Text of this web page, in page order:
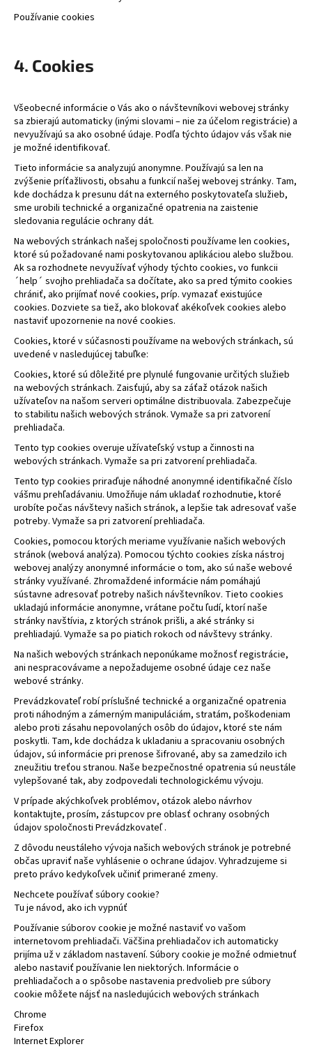
Používanie cookies
4. Cookies
Všeobecné informácie o Vás ako o návštevníkovi webovej stránky
sa zbierajú automaticky (inými slovami – nie za účelom registrácie) a
nevyužívajú sa ako osobné údaje. Podľa týchto údajov vás však nie
je možné identifikovať.
Tieto informácie sa analyzujú anonymne. Používajú sa len na
zvýšenie príťažlivosti, obsahu a funkcií našej webovej stránky. Tam,
kde dochádza k presunu dát na externého poskytovateľa služieb,
sme urobili technické a organizačné opatrenia na zaistenie
sledovania regulácie ochrany dát.
Na webových stránkach našej spoločnosti používame len cookies,
ktoré sú požadované nami poskytovanou aplikáciou alebo službou.
Ak sa rozhodnete nevyužívať výhody týchto cookies, vo funkcii
´help´ svojho prehliadača sa dočítate, ako sa pred týmito cookies
chrániť, ako prijímať nové cookies, príp. vymazať existujúce
cookies. Dozviete sa tiež, ako blokovať akékoľvek cookies alebo
nastaviť upozornenie na nové cookies.
Cookies, ktoré v súčasnosti používame na webových stránkach, sú
uvedené v nasledujúcej tabuľke:
Cookies, ktoré sú dôležité pre plynulé fungovanie určitých služieb
na webových stránkach. Zaisťujú, aby sa záťaž otázok našich
užívateľov na našom serveri optimálne distribuovala. Zabezpečuje
to stabilitu našich webových stránok. Vymaže sa pri zatvorení
prehliadača.
Tento typ cookies overuje užívateľský vstup a činnosti na
webových stránkach. Vymaže sa pri zatvorení prehliadača.
Tento typ cookies priraďuje náhodné anonymné identifikačné číslo
vášmu prehľadávaniu. Umožňuje nám ukladať rozhodnutie, ktoré
urobíte počas návštevy našich stránok, a lepšie tak adresovať vaše
potreby. Vymaže sa pri zatvorení prehliadača.
Cookies, pomocou ktorých meriame využívanie našich webových
stránok (webová analýza). Pomocou týchto cookies získa nástroj
webovej analýzy anonymné informácie o tom, ako sú naše webové
stránky využívané. Zhromaždené informácie nám pomáhajú
sústavne adresovať potreby našich návštevníkov. Tieto cookies
ukladajú informácie anonymne, vrátane počtu ľudí, ktorí naše
stránky navštívia, z ktorých stránok prišli, a aké stránky si
prehliadajú. Vymaže sa po piatich rokoch od návštevy stránky.
Na našich webových stránkach neponúkame možnosť registrácie,
ani nespracovávame a nepožadujeme osobné údaje cez naše
webové stránky.
Prevádzkovateľ robí príslušné technické a organizačné opatrenia
proti náhodným a zámerným manipuláciám, stratám, poškodeniam
alebo proti zásahu nepovolaných osôb do údajov, ktoré ste nám
poskytli. Tam, kde dochádza k ukladaniu a spracovaniu osobných
údajov, sú informácie pri prenose šifrované, aby sa zamedzilo ich
zneužitiu treťou stranou. Naše bezpečnostné opatrenia sú neustále
vylepšované tak, aby zodpovedali technologickému vývoju.
V prípade akýchkoľvek problémov, otázok alebo návrhov
kontaktujte, prosím, zástupcov pre oblasť ochrany osobných
údajov spoločnosti Prevádzkovateľ .
Z dôvodu neustáleho vývoja našich webových stránok je potrebné
občas upraviť naše vyhlásenie o ochrane údajov. Vyhradzujeme si
preto právo kedykoľvek učiniť primerané zmeny.
Nechcete používať súbory cookie?
Tu je návod, ako ich vypnúť
Používanie súborov cookie je možné nastaviť vo vašom
internetovom prehliadači. Väčšina prehliadačov ich automaticky
prijíma už v základom nastavení. Súbory cookie je možné odmietnuť
alebo nastaviť používanie len niektorých. Informácie o
prehliadačoch a o spôsobe nastavenia predvolieb pre súbory
cookie môžete nájsť na nasledujúcich webových stránkach
Chrome
Firefox
Internet Explorer